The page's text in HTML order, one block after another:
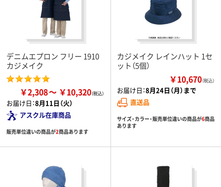
デニムエプロン フリー 1910
カジメイク
￥2,308 ￥10,320
お届け日：8月11日（火）
アスクル在庫商品
販売単位違いの商品が2商品あります
カジメイク レインハット 1セ
ット（5個）
￥10,670（税込）
お届け日：8月24日（月）まで
直送品
サイズ・カラー・販売単位違いの商品が6商品
あります